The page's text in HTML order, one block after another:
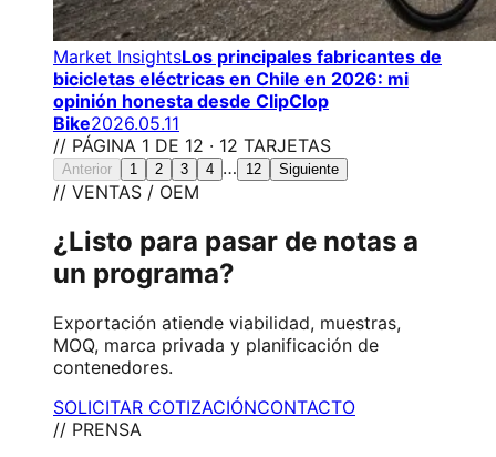
Market InsightsLos principales fabricantes de
bicicletas eléctricas en Chile en 2026: mi
opinión honesta desde ClipClop
Bike2026.05.11
// PÁGINA 1 DE 12 · 12 TARJETAS
Anterior 1 2 3 4 … 12 Siguiente
// VENTAS / OEM
¿Listo para pasar de notas a
un programa?
Exportación atiende viabilidad, muestras,
MOQ, marca privada y planificación de
contenedores.
SOLICITAR COTIZACIÓNCONTACTO
// PRENSA